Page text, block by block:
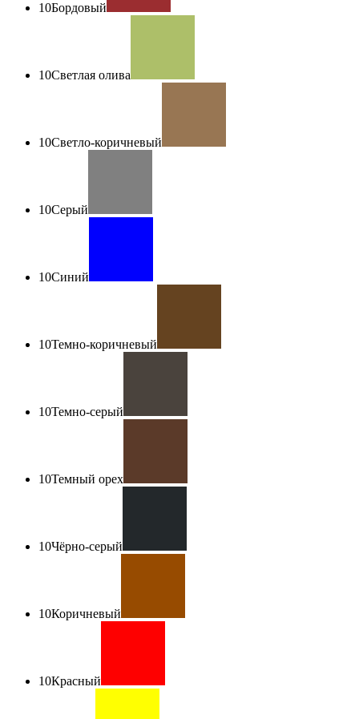
10Бордовый
10Светлая олива
10Светло-коричневый
10Серый
10Синий
10Темно-коричневый
10Темно-серый
10Темный орех
10Чёрно-серый
10Коричневый
10Красный